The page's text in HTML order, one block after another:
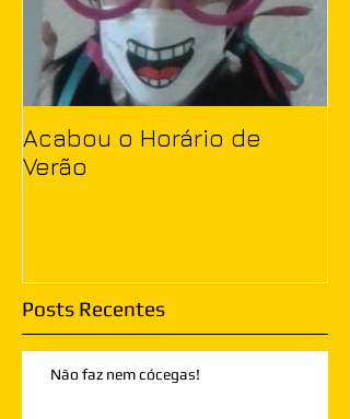
Acabou o Horário de
Verão
Posts Recentes
Não faz nem cócegas!